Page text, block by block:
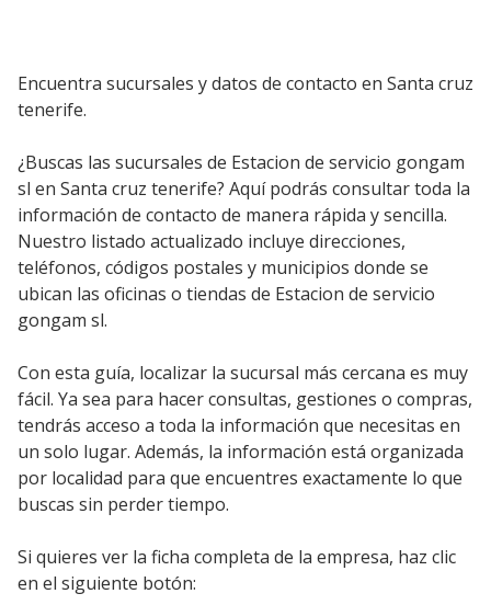
Encuentra sucursales y datos de contacto en Santa cruz
tenerife.
¿Buscas las sucursales de Estacion de servicio gongam
sl en Santa cruz tenerife? Aquí podrás consultar toda la
información de contacto de manera rápida y sencilla.
Nuestro listado actualizado incluye direcciones,
teléfonos, códigos postales y municipios donde se
ubican las oficinas o tiendas de Estacion de servicio
gongam sl.
Con esta guía, localizar la sucursal más cercana es muy
fácil. Ya sea para hacer consultas, gestiones o compras,
tendrás acceso a toda la información que necesitas en
un solo lugar. Además, la información está organizada
por localidad para que encuentres exactamente lo que
buscas sin perder tiempo.
Si quieres ver la ficha completa de la empresa, haz clic
en el siguiente botón: